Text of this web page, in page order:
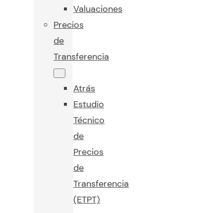
Valuaciones
Precios
de
Transferencia
Atrás
Estudio
Técnico
de
Precios
de
Transferencia
(ETPT)